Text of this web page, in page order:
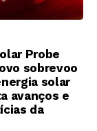
Probe
sobrevoo
solar
avanços e
da